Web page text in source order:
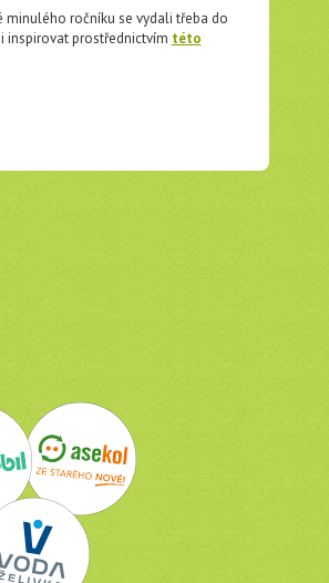
minulého ročníku se vydali třeba do
inspirovat prostřednictvím této